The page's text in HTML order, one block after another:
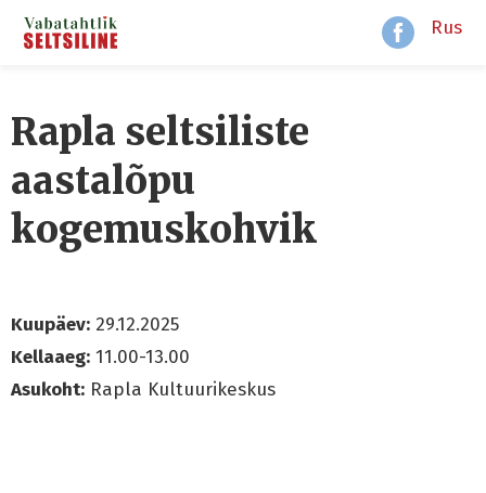
Rus
Rapla seltsiliste
aastalõpu
kogemuskohvik
Kuupäev: 29.12.2025
Kellaaeg: 11.00-13.00
Asukoht: Rapla Kultuurikeskus